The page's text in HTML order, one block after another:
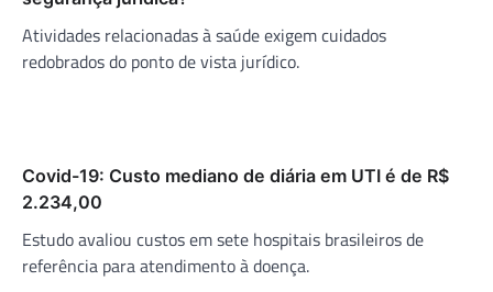
Atividades relacionadas à saúde exigem cuidados
redobrados do ponto de vista jurídico.
Covid-19: Custo mediano de diária em UTI é de R$
2.234,00
Estudo avaliou custos em sete hospitais brasileiros de
referência para atendimento à doença.